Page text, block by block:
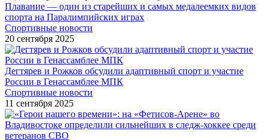
Плавание — один из старейших и самых медалеемких видов
спорта на Паралимпийских играх
Спортивные новости
20 сентября 2025
Дегтярев и Рожков обсудили адаптивный спорт и участие
России в Генассамблее МПК
Спортивные новости
11 сентября 2025